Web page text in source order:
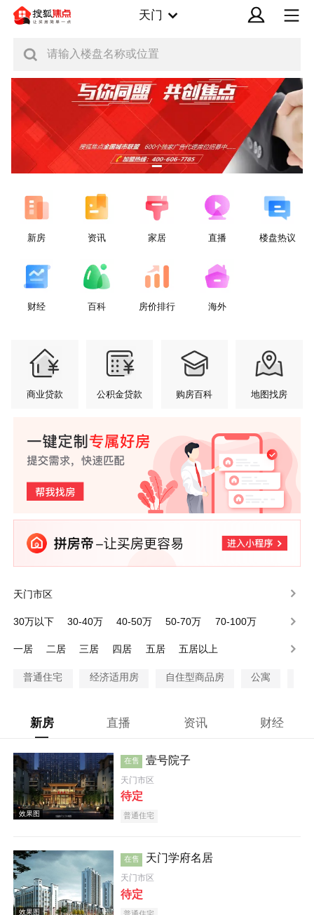
天门
请输入楼盘名称或位置
新房 资讯 家居 直播 楼盘热议
财经 百科 房价排行 海外
商业贷款 公积金贷款 购房百科 地图找房
天门市区
30万以下 30-40万 40-50万 50-70万
70-100万
一居
二居 三居 四居 五居 五居以上
普通住宅 经济适用房 自住型商品房 公寓
新房 直播 资讯 财经
在售 壹号院子
天门市区
待定
普通住宅
在售 天门学府名居
天门市区
待定